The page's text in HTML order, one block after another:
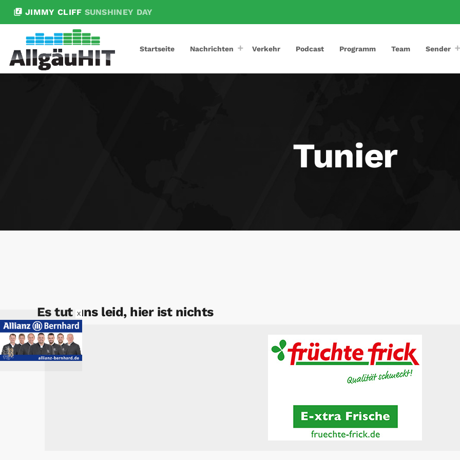
library_music JIMMY CLIFF SUNSHINEY DAY
Startseite Nachrichten Verkehr Podcast Programm Team Sender
Tunier
Es tut uns leid, hier ist nichts
X